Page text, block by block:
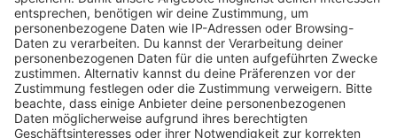
AKTIONEN
R.SH hilft helfen-Stiftung!
AKTUELL
Aktuelles von den R.SH Schleswig-Holstein-Reportern